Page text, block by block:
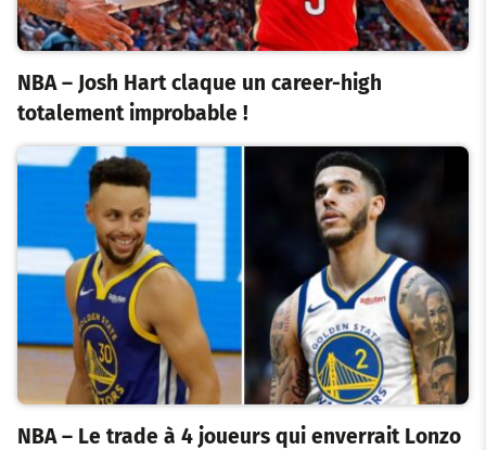
NBA – Josh Hart claque un career-high
totalement improbable !
NBA – Le trade à 4 joueurs qui enverrait Lonzo